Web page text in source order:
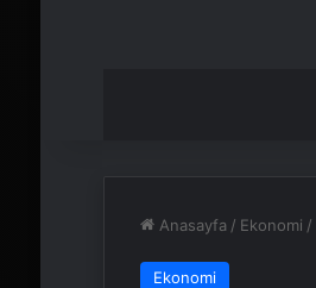
Anasayfa / Ekonomi /
Ekonomi